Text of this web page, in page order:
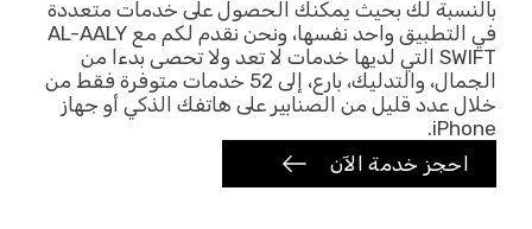
حجز سيارات الأجرة
موتو الحجز
تأجير سيارات
تأجير الدراجات النارية
بالنسبة لك بحيث يمكنك الحصول على خدمات متعددة
في التطبيق واحد نفسها، ونحن نقدم لكم مع AL-AALY
SWIFT التي لديها خدمات لا تعد ولا تحصى بدءا من
الجمال، والتدليك، بارع، إلى 52 خدمات متوفرة فقط من
خلال عدد قليل من الصنابير على هاتفك الذكي أو جهاز
iPhone.
احجز خدمة الآن